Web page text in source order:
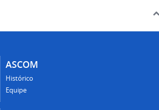
ASCOM
Histórico
Equipe